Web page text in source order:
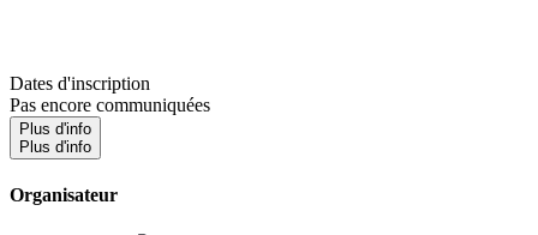
Dates d'inscription
Pas encore communiquées
Plus d'info
Plus d'info
Organisateur